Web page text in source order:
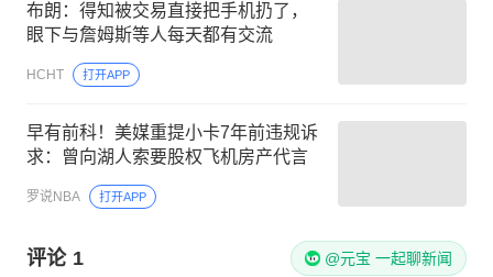
布朗：得知被交易直接把手机扔了，
眼下与詹姆斯等人每天都有交流
HCHT 打开APP
早有前科！美媒重提小卡7年前违规诉
求：曾向湖人索要股权飞机房产代言
罗说NBA 打开APP
评论 1 @元宝 一起聊新闻